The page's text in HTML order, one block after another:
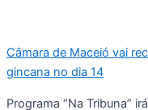
Câmara de Maceió vai
gincana no dia 14
Programa “Na Tribuna”